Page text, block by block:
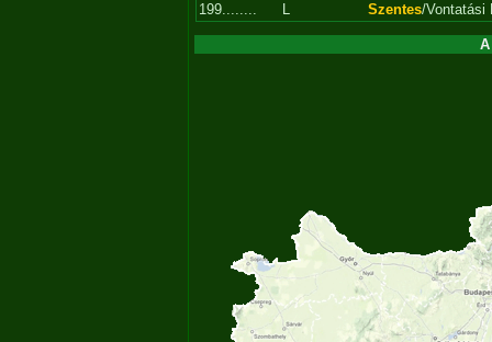
199........
L Szentes/Vontatási